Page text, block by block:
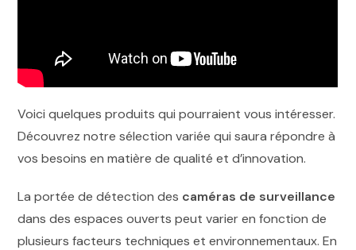
Voici quelques produits qui pourraient vous intéresser.
Découvrez notre sélection variée qui saura répondre à
vos besoins en matière de qualité et d’innovation.
La portée de détection des caméras de surveillance
dans des espaces ouverts peut varier en fonction de
plusieurs facteurs techniques et environnementaux. En